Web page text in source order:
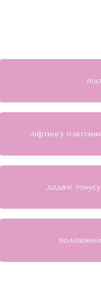
ліфтингу
додачі